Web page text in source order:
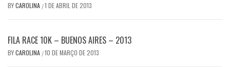
BYCAROLINA /1 DE ABRIL DE 2013
FILA RACE 10K – BUENOS AIRES – 2013
BYCAROLINA /10 DE MARÇO DE 2013